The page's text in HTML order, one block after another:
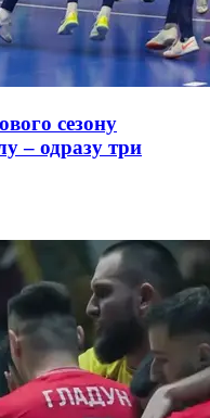
сезону
– одразу три